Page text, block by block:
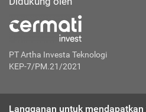
PT Artha Investa Teknologi
KEP-7/PM.21/2021
Langganan untuk